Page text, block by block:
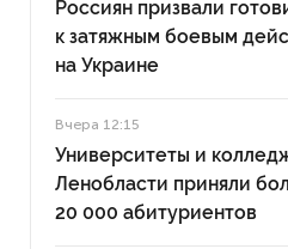
Россиян призвали
к затяжным боевым
на Украине
Вчера 12:15
Университеты и
Ленобласти приняли
20 000 абитуриентов